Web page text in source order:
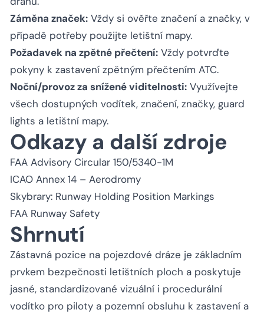
Záměna značek: Vždy si ověřte značení a značky, v
případě potřeby použijte letištní mapy.
Požadavek na zpětné přečtení: Vždy potvrďte
pokyny k zastavení zpětným přečtením ATC.
Noční/provoz za snížené viditelnosti: Využívejte
všech dostupných vodítek, značení, značky, guard
lights a letištní mapy.
Odkazy a další zdroje
FAA Advisory Circular 150/5340-1M
ICAO Annex 14 – Aerodromy
Skybrary: Runway Holding Position Markings
FAA Runway Safety
Shrnutí
Zástavná pozice na pojezdové dráze je základním
prvkem bezpečnosti letištních ploch a poskytuje
jasné, standardizované vizuální i procedurální
vodítko pro piloty a pozemní obsluhu k zastavení a